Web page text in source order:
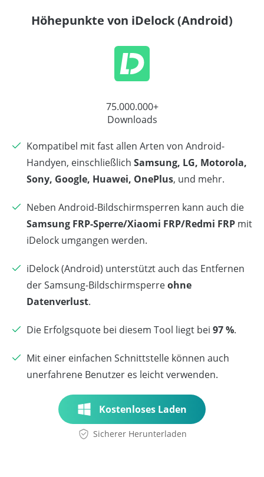
Höhepunkte von iDelock (Android)
75.000.000+
Downloads
Kompatibel mit fast allen Arten von Android-
Handyen, einschließlich Samsung, LG, Motorola,
Sony, Google, Huawei, OnePlus, und mehr.
Neben Android-Bildschirmsperren kann auch die
Samsung FRP-Sperre/Xiaomi FRP/Redmi FRP mit
iDelock umgangen werden.
iDelock (Android) unterstützt auch das Entfernen
der Samsung-Bildschirmsperreohne
Datenverlust.
Die Erfolgsquote bei diesem Tool liegt bei 97 %.
Mit einer einfachen Schnittstelle können auch
unerfahrene Benutzer es leicht verwenden.
Kostenloses Laden
Sicherer Herunterladen